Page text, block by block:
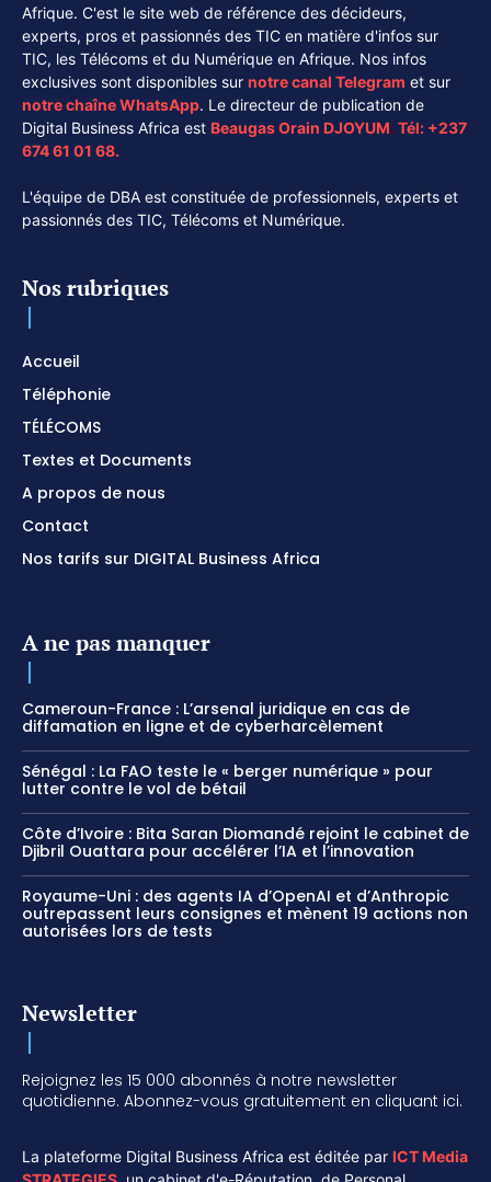
Afrique. C'est le site web de référence des décideurs,
experts, pros et passionnés des TIC en matière d'infos sur
TIC, les Télécoms et du Numérique en Afrique. Nos infos
exclusives sont disponibles sur notre canal Telegram et sur
notre chaîneWhatsApp. Le directeur de publication de
Digital Business Africa est Beaugas Orain DJOYUM. Tél: +237
674 61 01 68.
L'équipe de DBA est constituée de professionnels, experts et
passionnés des TIC, Télécoms et Numérique.
Nos rubriques
Accueil
Téléphonie
TÉLÉCOMS
Textes et Documents
A propos de nous
Contact
Nos tarifs sur DIGITAL Business Africa
A ne pas manquer
Cameroun-France : L’arsenal juridique en cas de
diffamation en ligne et de cyberharcèlement
Sénégal : La FAO teste le « berger numérique » pour
lutter contre le vol de bétail
Côte d’Ivoire : Bita Saran Diomandé rejoint le cabinet de
Djibril Ouattara pour accélérer l’IA et l’innovation
Royaume-Uni : des agents IA d’OpenAI et d’Anthropic
outrepassent leurs consignes et mènent 19 actions non
autorisées lors de tests
Newsletter
Rejoignez les 15 000 abonnés à notre newsletter
quotidienne. Abonnez-vous gratuitement en cliquant ici.
La plateforme Digital Business Africa est éditée par ICT Media